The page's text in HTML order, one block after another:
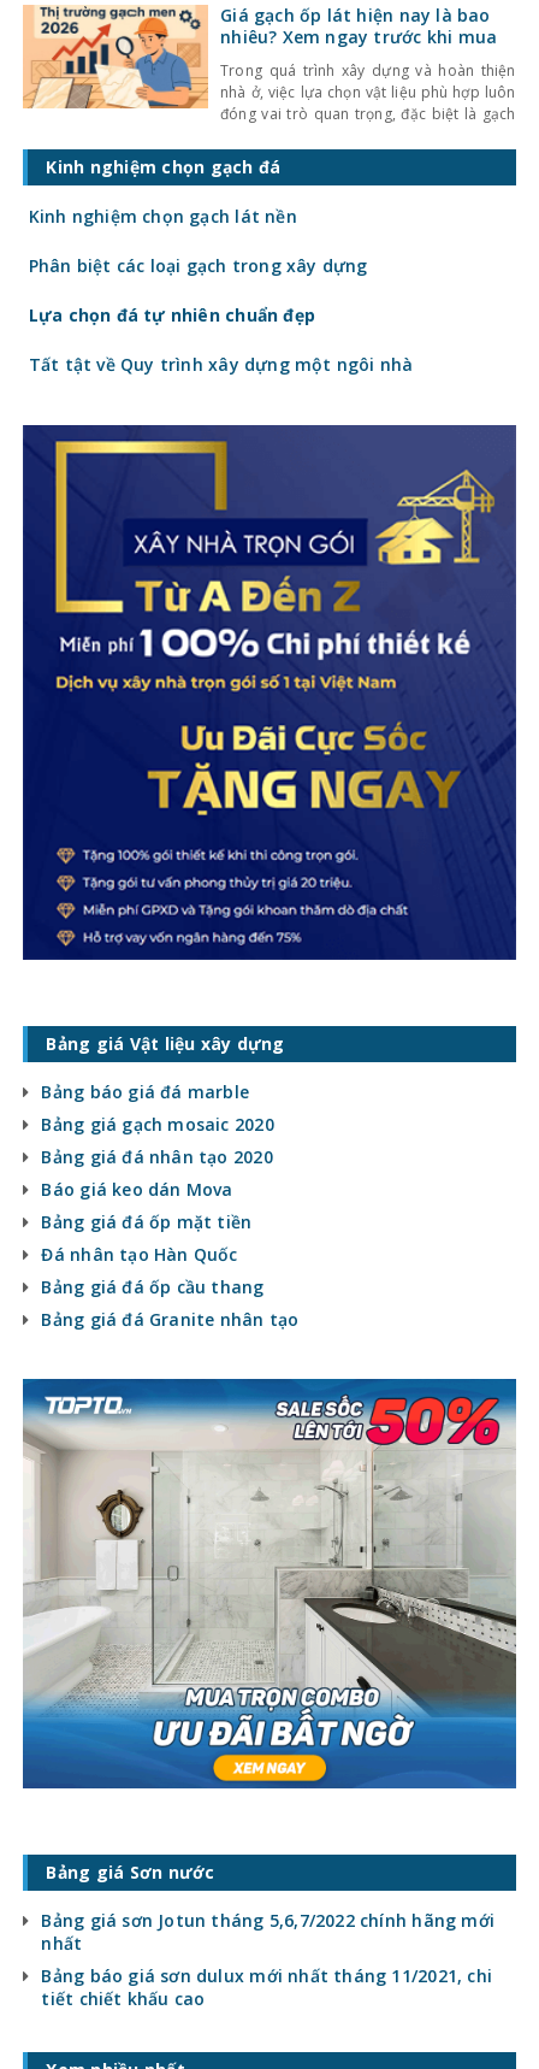
che chắn bởi các công trình xung quanh,
khiến không gian trở nên bí bách và phụ
Giá gạch ốp lát hiện nay là bao
nhiêu? Xem ngay trước khi mua
Trong quá trình xây dựng và hoàn thiện
nhà ở, việc lựa chọn vật liệu phù hợp luôn
đóng vai trò quan trọng, đặc biệt là gạch
giá gạch ốp lát hiện nay còn quyết định
trực tiếp đến tổng chi phí công trình. Vậy
Kinh nghiệm chọn gạch đá
Kinh nghiệm chọn gạch lát nền
Phân biệt các loại gạch trong xây dựng
Lựa chọn đá tự nhiên chuẩn đẹp
Tất tật về Quy trình xây dựng một ngôi nhà
Bảng giá Vật liệu xây dựng
Bảng báo giá đá marble
Bảng giá gạch mosaic 2020
Bảng giá đá nhân tạo 2020
Báo giá keo dán Mova
Bảng giá đá ốp mặt tiền
Đá nhân tạo Hàn Quốc
Bảng giá đá ốp cầu thang
Bảng giá đá Granite nhân tạo
Bảng giá Sơn nước
Bảng giá sơn Jotun tháng 5,6,7/2022 chính hãng mới
nhất
Bảng báo giá sơn dulux mới nhất tháng 11/2021, chi
tiết chiết khấu cao